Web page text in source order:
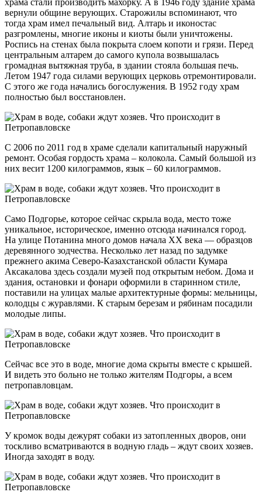
вернули общине верующих. Старожилы вспоминают, что
тогда храм имел печальный вид. Алтарь и иконостас
разгромлены, многие иконы и киоты были уничтожены.
Роспись на стенах была покрыта слоем копоти и грязи. Перед
центральным алтарем до самого купола возвышалась
громадная вытяжная труба, в здании стояла большая печь.
Летом 1947 года силами верующих церковь отремонтировали.
С этого же года начались богослужения. В 1952 году храм
полностью был восстановлен.
С 2006 по 2011 год в храме сделали капитальный наружный
ремонт. Особая гордость храма – колокола. Самый большой из
них весит 1200 килограммов, язык – 60 килограммов.
Само Подгорье, которое сейчас скрыла вода, место тоже
уникальное, историческое, именно отсюда начинался город.
На улице Потанина много домов начала XX века — образцов
деревянного зодчества. Несколько лет назад по задумке
прежнего акима Северо-Казахстанской области Кумара
Аксакалова здесь создали музей под открытым небом. Дома и
здания, остановки и фонари оформили в старинном стиле,
поставили на улицах малые архитектурные формы: мельницы,
колодцы с журавлями. К старым березам и рябинам посадили
молодые липы.
Сейчас все это в воде, многие дома скрыты вместе с крышей.
И видеть это больно не только жителям Подгоры, а всем
петропавловцам.
У кромок воды дежурят собаки из затопленных дворов, они
тоскливо всматриваются в водную гладь – ждут своих хозяев.
Иногда заходят в воду.